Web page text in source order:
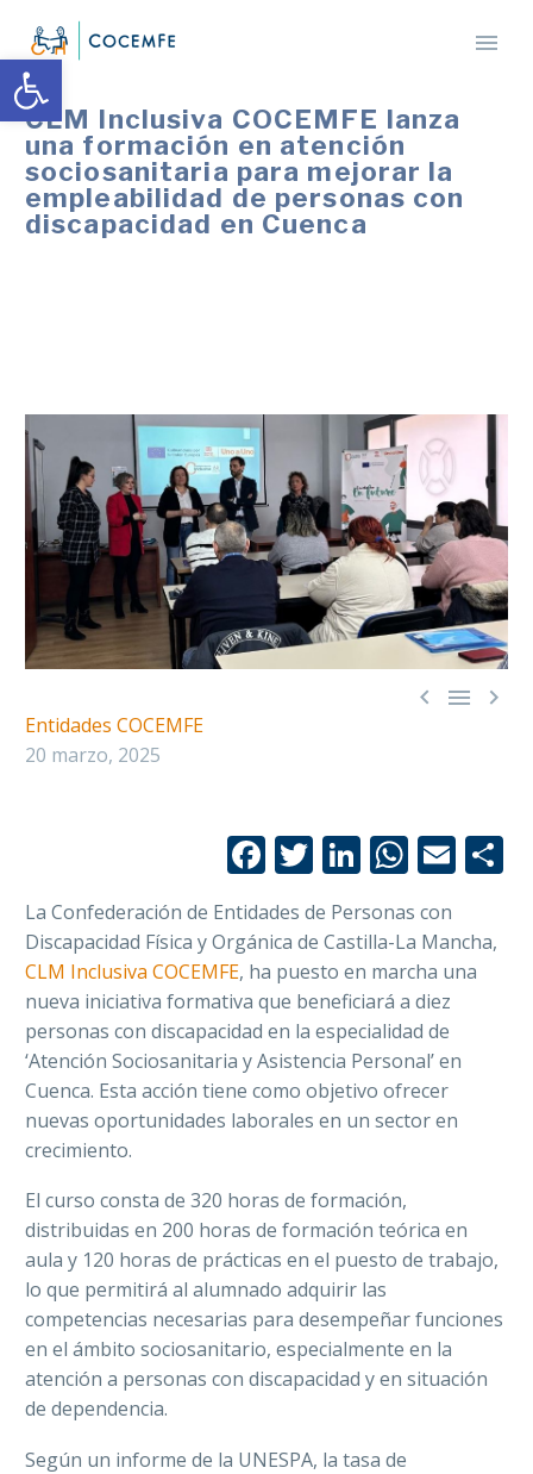
Abrir barra de herramientas
CLM Inclusiva COCEMFE lanza
una formación en atención
sociosanitaria para mejorar la
empleabilidad de personas con
discapacidad en Cuenca
  
Entidades COCEMFE
20 marzo, 2025
Facebook
Twitter
LinkedIn
La Confederación de Entidades de Personas con
Discapacidad Física y Orgánica de Castilla-La Mancha,
CLM Inclusiva COCEMFE, ha puesto en marcha una
nueva iniciativa formativa que beneficiará a diez
personas con discapacidad en la especialidad de
‘Atención Sociosanitaria y Asistencia Personal’ en
Cuenca. Esta acción tiene como objetivo ofrecer
nuevas oportunidades laborales en un sector en
crecimiento.
El curso consta de 320 horas de formación,
distribuidas en 200 horas de formación teórica en
aula y 120 horas de prácticas en el puesto de trabajo,
lo que permitirá al alumnado adquirir las
competencias necesarias para desempeñar funciones
en el ámbito sociosanitario, especialmente en la
atención a personas con discapacidad y en situación
de dependencia.
Según un informe de la UNESPA, la tasa de